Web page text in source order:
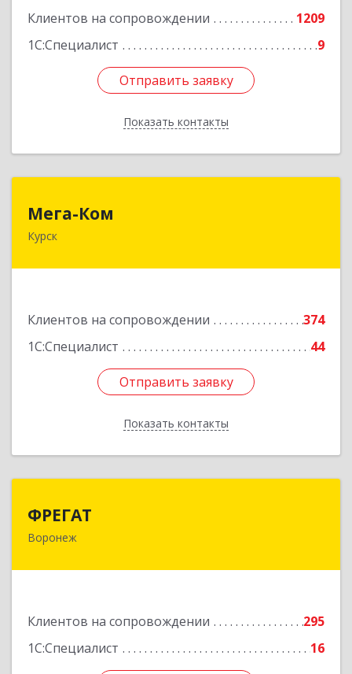
Клиентов на сопровождении
1209
1С:Специалист
9
Отправить заявку
Показать контакты
Отправить заявку
Назад
Мега-Ком
Курск
Клиентов на сопровождении
374
1С:Специалист
44
Отправить заявку
Показать контакты
305001, Курская обл, Курск г, Красной Армии ул,
Отправить заявку
Назад
ФРЕГАТ
Воронеж
Клиентов на сопровождении
295
1С:Специалист
16